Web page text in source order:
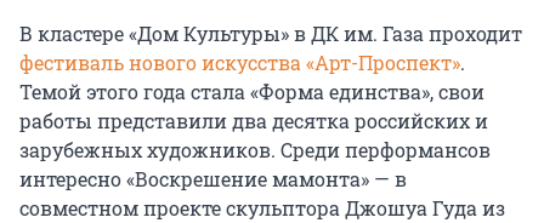
В кластере «Дом Культуры» в ДК им. Газа проходит
фестиваль нового искусства «Арт-Проспект».
Темой этого года стала «Форма единства», свои
работы представили два десятка российских и
зарубежных художников. Среди перформансов
интересно «Воскрешение мамонта» — в
совместном проекте скульптора Джошуа Гуда из